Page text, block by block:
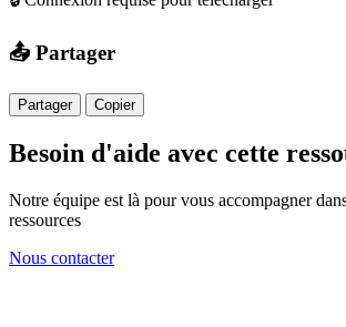
📤 Partager
Partager Copier
Besoin d'aide avec cette
Notre équipe est là pour vous accompagner
ressources
Nous contacter